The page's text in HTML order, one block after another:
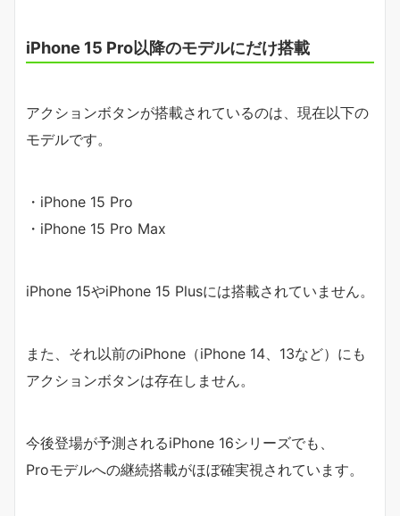
iPhone 15 Pro以降のモデルにだけ搭載
アクションボタンが搭載されているのは、現在以下の
モデルです。
・iPhone 15 Pro
・iPhone 15 Pro Max
iPhone 15やiPhone 15 Plusには搭載されていません。
また、それ以前のiPhone（iPhone 14、13など）にも
アクションボタンは存在しません。
今後登場が予測されるiPhone 16シリーズでも、
Proモデルへの継続搭載がほぼ確実視されています。